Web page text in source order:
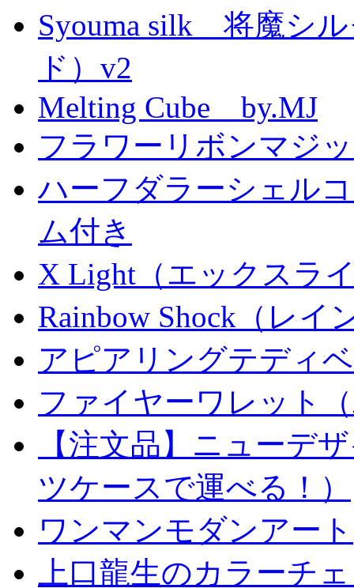
Syouma silk 将魔シ
ド）v2
Melting Cube by.MJ
フラワーリボンマジ
ハーフダラーシェル
ム付き
X Light（エックスラ
Rainbow Shock（レイ
アピアリングテディ
ファイヤーワレット
【注文品】ニューデ
ツケースで運べる！）
ワンマンモダンアート
上口龍生のカラーチ